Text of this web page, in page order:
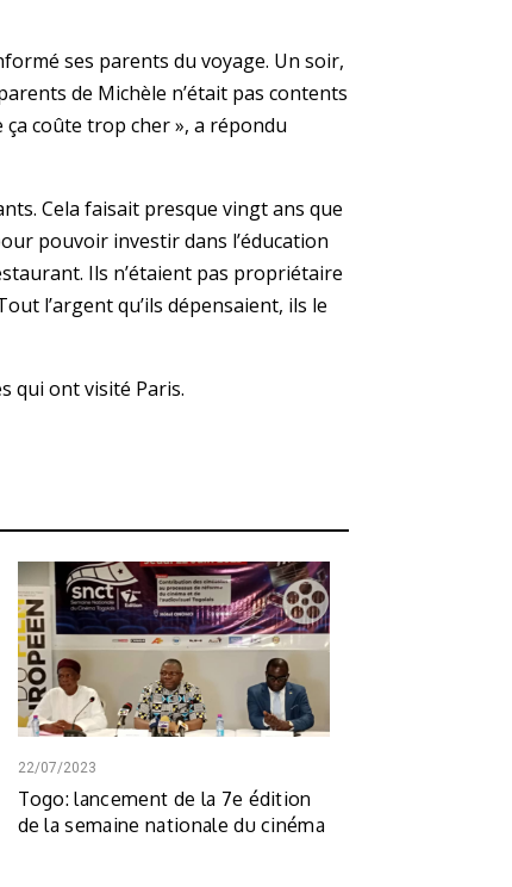
ses parents du voyage. Un soir,
de Michèle n’était pas contents
ça coûte trop cher », a répondu
Cela faisait presque vingt ans que
pouvoir investir dans l’éducation
Ils n’étaient pas propriétaire
l’argent qu’ils dépensaient, ils le
qui ont visité Paris.
22/07/2023
Togo: lancement de la 7e édition
de la semaine nationale du cinéma